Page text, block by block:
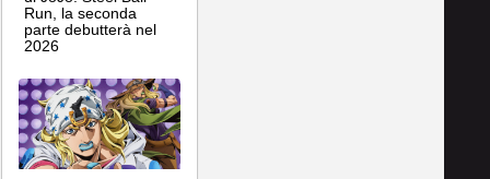
Run, la seconda
parte debutterà nel
2026